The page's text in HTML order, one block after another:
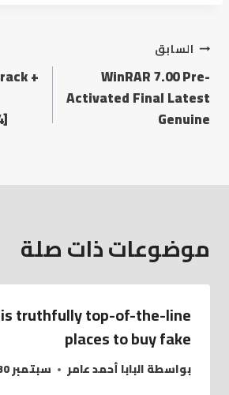
السابق
WinRAR 7.00 Pre-
Activated Final Latest
Genuine
+
موضوعات ذات صلة
truthfully top-of-the-line
places to buy fake
بواسطةالبابا أحمد عامر سبتمبر 30, 2021